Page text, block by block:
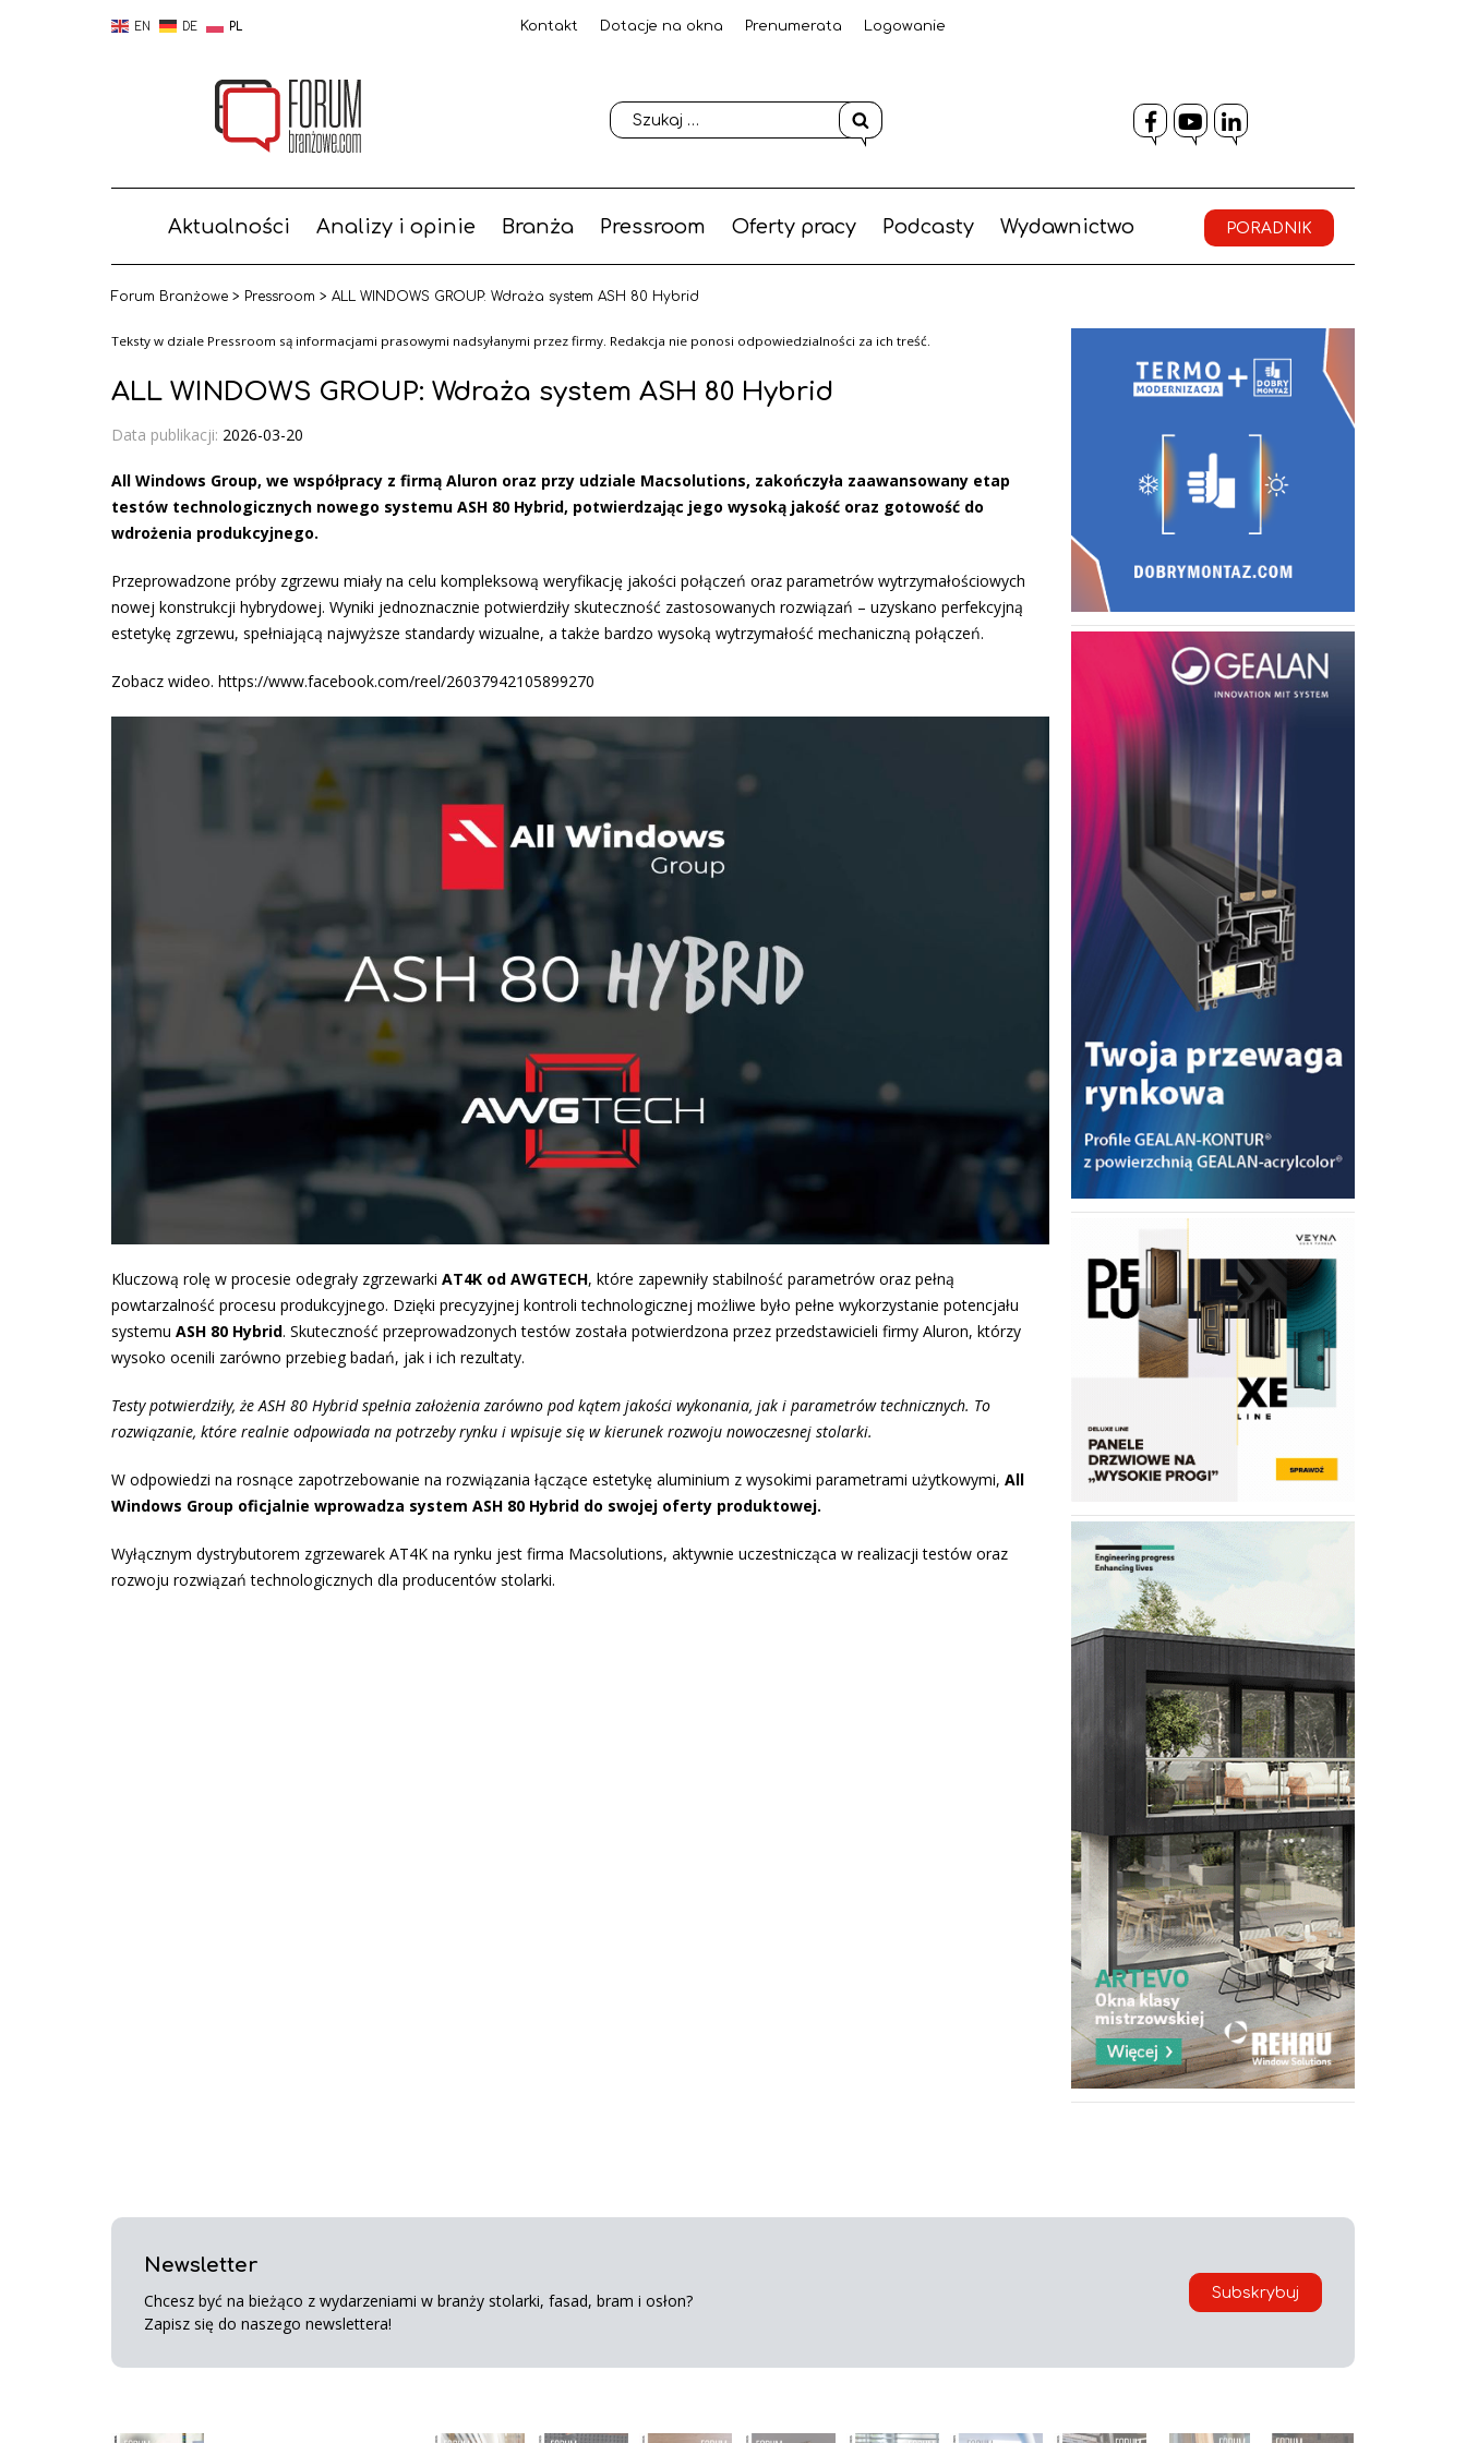
EN DE PL Kontakt Dotacje na okna Prenumerata Logowanie
Facebook
YouTube
LinkedIn
Aktualności Analizy i opinie Branża Pressroom Oferty pracy Podcasty Wydawnictwo PORADNIK
Forum Branżowe > Pressroom > ALL WINDOWS GROUP: Wdraża system ASH 80 Hybrid
Teksty w dziale Pressroom są informacjami prasowymi nadsyłanymi przez firmy. Redakcja nie ponosi odpowiedzialności za ich treść.
ALL WINDOWS GROUP: Wdraża system ASH 80 Hybrid
Data publikacji: 2026-03-20
All Windows Group, we współpracy z firmą Aluron oraz przy udziale Macsolutions, zakończyła zaawansowany etap
testów technologicznych nowego systemu ASH 80 Hybrid, potwierdzając jego wysoką jakość oraz gotowość do
wdrożenia produkcyjnego.
Przeprowadzone próby zgrzewu miały na celu kompleksową weryfikację jakości połączeń oraz parametrów wytrzymałościowych
nowej konstrukcji hybrydowej. Wyniki jednoznacznie potwierdziły skuteczność zastosowanych rozwiązań – uzyskano perfekcyjną
estetykę zgrzewu, spełniającą najwyższe standardy wizualne, a także bardzo wysoką wytrzymałość mechaniczną połączeń.
Zobacz wideo. https://www.facebook.com/reel/26037942105899270
Kluczową rolę w procesie odegrały zgrzewarki AT4K od AWGTECH, które zapewniły stabilność parametrów oraz pełną
powtarzalność procesu produkcyjnego. Dzięki precyzyjnej kontroli technologicznej możliwe było pełne wykorzystanie potencjału
systemu ASH 80 Hybrid. Skuteczność przeprowadzonych testów została potwierdzona przez przedstawicieli firmy Aluron, którzy
wysoko ocenili zarówno przebieg badań, jak i ich rezultaty.
Testy potwierdziły, że ASH 80 Hybrid spełnia założenia zarówno pod kątem jakości wykonania, jak i parametrów technicznych. To
rozwiązanie, które realnie odpowiada na potrzeby rynku i wpisuje się w kierunek rozwoju nowoczesnej stolarki.
W odpowiedzi na rosnące zapotrzebowanie na rozwiązania łączące estetykę aluminium z wysokimi parametrami użytkowymi, All
Windows Group oficjalnie wprowadza system ASH 80 Hybrid do swojej oferty produktowej.
Wyłącznym dystrybutorem zgrzewarek AT4K na rynku jest firma Macsolutions, aktywnie uczestnicząca w realizacji testów oraz
rozwoju rozwiązań technologicznych dla producentów stolarki.
Newsletter
Chcesz być na bieżąco z wydarzeniami w branży stolarki, fasad, bram i osłon?
Zapisz się do naszego newslettera!
Subskrybuj